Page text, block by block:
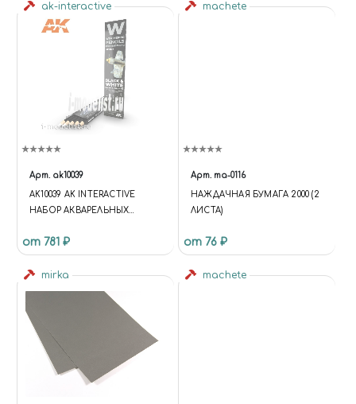
ak-interactive
Арт. ak10039
AK10039 AK INTERACTIVE
НАБОР АКВАРЕЛЬНЫХ
БЕЛЫЕ" / WATERCOLOR
PENCIL SET BLACK AND
WHITE
от 781 ₽
machete
Арт. ma-0116
НАЖДАЧНАЯ БУМАГА 2000 (2
ЛИСТА)
от 76 ₽
mirka machete